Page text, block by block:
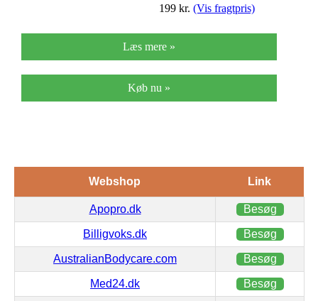
199 kr. (Vis fragtpris)
Læs mere »
Køb nu »
Webshop Link
Apopro.dk Besøg
Billigvoks.dk Besøg
AustralianBodycare.com Besøg
Med24.dk Besøg